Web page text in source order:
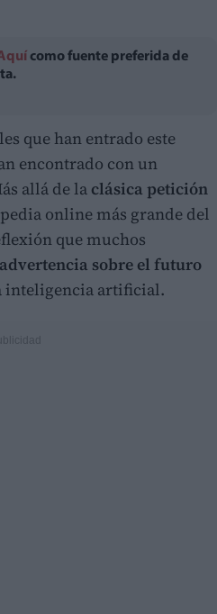
como fuente preferida de
que han entrado este
encontrado con un
allá de la clásica petición
online más grande del
que muchos
advertencia sobre el futuro
inteligencia artificial.